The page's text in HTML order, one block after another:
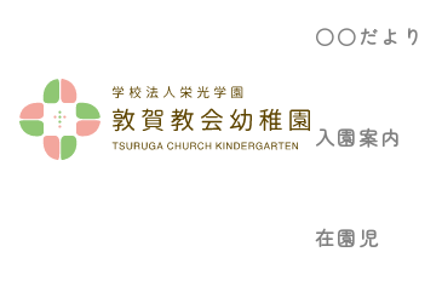
○○だより
入園案内
在園児